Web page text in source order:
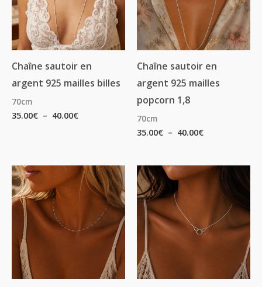
Chaîne sautoir en
argent 925 mailles billes
70cm
35.00€ – 40.00€
Chaîne sautoir en
argent 925 mailles
popcorn 1,8
70cm
35.00€ – 40.00€